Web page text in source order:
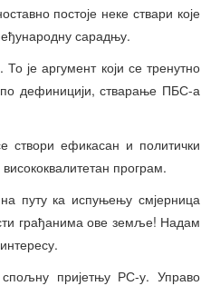
постоје неке ствари које
сарадњу.
је аргумент који се тренутно
дефиницији, стварање ПБС-а
створи ефикасан и политички
програм.
путу ка испуњењу смјерница
грађанима ове земље! Надам
спољну пријетњу РС-у. Управо